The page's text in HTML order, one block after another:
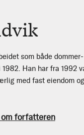
som både
1982. Han har fra
med fast eiendom
forfatteren